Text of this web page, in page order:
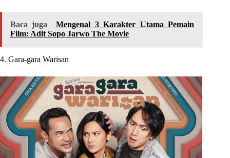
Baca juga
Mengenal 3 Karakter Utama Pemain
Film: Adit Sopo Jarwo The Movie
4. Gara-gara Warisan